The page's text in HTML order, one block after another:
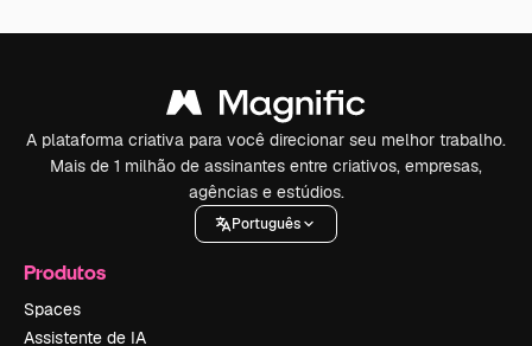
A plataforma criativa para você direcionar seu melhor trabalho.
Mais de 1 milhão de assinantes entre criativos, empresas,
agências e estúdios.
Português
Produtos
Spaces
Assistente de IA